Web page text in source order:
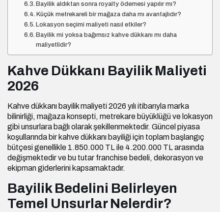
Bayilik aldıktan sonra royalty ödemesi yapılır mı?
Küçük metrekareli bir mağaza daha mı avantajlıdır?
Lokasyon seçimi maliyeti nasıl etkiler?
Bayilik mi yoksa bağımsız kahve dükkanı mı daha
maliyetlidir?
Kahve Dükkanı Bayilik Maliyeti
2026
Kahve dükkanı bayilik maliyeti 2026 yılı itibarıyla marka
bilinirliği, mağaza konsepti, metrekare büyüklüğü ve lokasyon
gibi unsurlara bağlı olarak şekillenmektedir. Güncel piyasa
koşullarında bir kahve dükkanı bayiliği için toplam başlangıç
bütçesi genellikle 1.850.000 TL ile 4.200.000 TL arasında
değişmektedir ve bu tutar franchise bedeli, dekorasyon ve
ekipman giderlerini kapsamaktadır.
Bayilik Bedelini Belirleyen
Temel Unsurlar Nelerdir?